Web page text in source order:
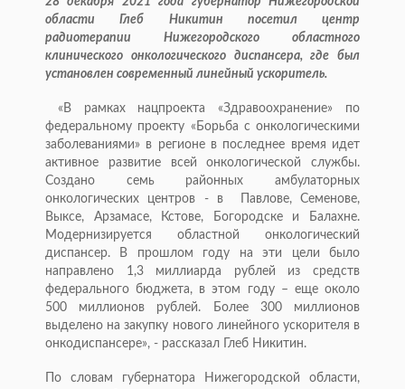
области Глеб Никитин посетил центр
радиотерапии Нижегородского областного
клинического онкологического диспансера, где был
установлен современный линейный ускоритель.
«В рамках нацпроекта «Здравоохранение» по
федеральному проекту «Борьба с онкологическими
заболеваниями» в регионе в последнее время идет
активное развитие всей онкологической службы.
Создано семь районных амбулаторных
онкологических центров - в Павлове, Семенове,
Выксе, Арзамасе, Кстове, Богородске и Балахне.
Модернизируется областной онкологический
диспансер. В прошлом году на эти цели было
направлено 1,3 миллиарда рублей из средств
федерального бюджета, в этом году – еще около
500 миллионов рублей. Более 300 миллионов
выделено на закупку нового линейного ускорителя в
онкодиспансере», - рассказал Глеб Никитин.
По словам губернатора Нижегородской области,